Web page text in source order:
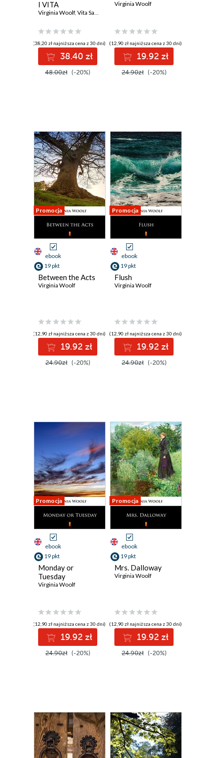
I VITA
SACKVILLE-WEST
Virginia Woolf, Vita Sackville-West
(38,20 zł najniższa cena z 30 dni)
38.40 zł
48.00zł (-20%)
Virginia Woolf
(12,90 zł najniższa cena z 30 dni)
19.92 zł
24.90zł (-20%)
Promocja
ebook
19 pkt
Between the Acts
Virginia Woolf
(12,90 zł najniższa cena z 30 dni)
19.92 zł
24.90zł (-20%)
Promocja
ebook
19 pkt
Flush
Virginia Woolf
(12,90 zł najniższa cena z 30 dni)
19.92 zł
24.90zł (-20%)
Promocja
ebook
19 pkt
Monday or
Tuesday
Virginia Woolf
(12,90 zł najniższa cena z 30 dni)
19.92 zł
24.90zł (-20%)
Promocja
ebook
19 pkt
Mrs. Dalloway
Virginia Woolf
(12,90 zł najniższa cena z 30 dni)
19.92 zł
24.90zł (-20%)